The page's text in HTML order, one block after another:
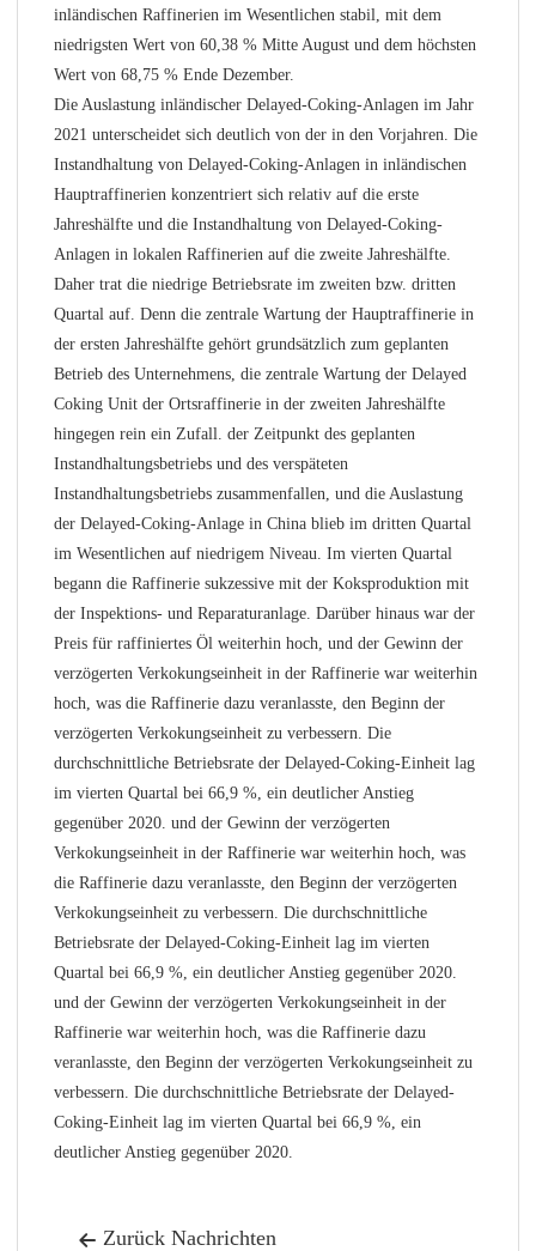
inländischen Raffinerien im Wesentlichen stabil, mit dem
niedrigsten Wert von 60,38 % Mitte August und dem höchsten
Wert von 68,75 % Ende Dezember.
Die Auslastung inländischer Delayed-Coking-Anlagen im Jahr
2021 unterscheidet sich deutlich von der in den Vorjahren. Die
Instandhaltung von Delayed-Coking-Anlagen in inländischen
Hauptraffinerien konzentriert sich relativ auf die erste
Jahreshälfte und die Instandhaltung von Delayed-Coking-
Anlagen in lokalen Raffinerien auf die zweite Jahreshälfte.
Daher trat die niedrige Betriebsrate im zweiten bzw. dritten
Quartal auf. Denn die zentrale Wartung der Hauptraffinerie in
der ersten Jahreshälfte gehört grundsätzlich zum geplanten
Betrieb des Unternehmens, die zentrale Wartung der Delayed
Coking Unit der Ortsraffinerie in der zweiten Jahreshälfte
hingegen rein ein Zufall. der Zeitpunkt des geplanten
Instandhaltungsbetriebs und des verspäteten
Instandhaltungsbetriebs zusammenfallen, und die Auslastung
der Delayed-Coking-Anlage in China blieb im dritten Quartal
im Wesentlichen auf niedrigem Niveau. Im vierten Quartal
begann die Raffinerie sukzessive mit der Koksproduktion mit
der Inspektions- und Reparaturanlage. Darüber hinaus war der
Preis für raffiniertes Öl weiterhin hoch, und der Gewinn der
verzögerten Verkokungseinheit in der Raffinerie war weiterhin
hoch, was die Raffinerie dazu veranlasste, den Beginn der
verzögerten Verkokungseinheit zu verbessern. Die
durchschnittliche Betriebsrate der Delayed-Coking-Einheit lag
im vierten Quartal bei 66,9 %, ein deutlicher Anstieg
gegenüber 2020. und der Gewinn der verzögerten
Verkokungseinheit in der Raffinerie war weiterhin hoch, was
die Raffinerie dazu veranlasste, den Beginn der verzögerten
Verkokungseinheit zu verbessern. Die durchschnittliche
Betriebsrate der Delayed-Coking-Einheit lag im vierten
Quartal bei 66,9 %, ein deutlicher Anstieg gegenüber 2020.
und der Gewinn der verzögerten Verkokungseinheit in der
Raffinerie war weiterhin hoch, was die Raffinerie dazu
veranlasste, den Beginn der verzögerten Verkokungseinheit zu
verbessern. Die durchschnittliche Betriebsrate der Delayed-
Coking-Einheit lag im vierten Quartal bei 66,9 %, ein
deutlicher Anstieg gegenüber 2020.
 Zurück Nachrichten